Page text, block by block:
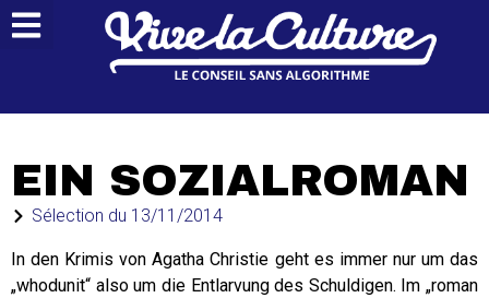
EIN SOZIALROMAN
Sélection du 13/11/2014
In den Krimis von Agatha Christie geht es immer nur um das
„whodunit“ also um die Entlarvung des Schuldigen. Im „roman